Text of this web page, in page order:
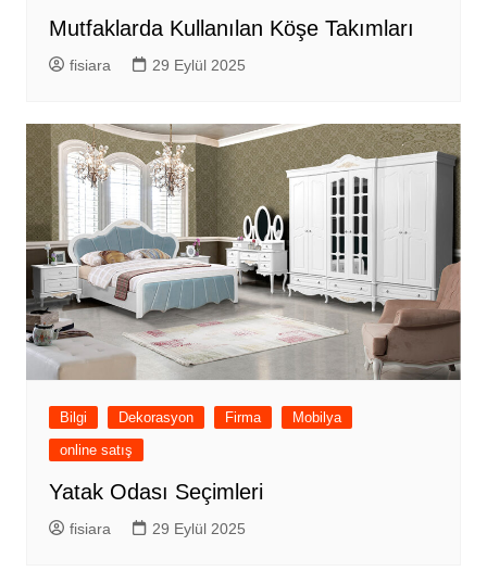
Mutfaklarda Kullanılan Köşe Takımları
fisiara 29 Eylül 2025
Bilgi Dekorasyon Firma
Mobilya
online satış
Yatak Odası Seçimleri
fisiara 29 Eylül 2025